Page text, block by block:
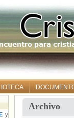
Archivo
y